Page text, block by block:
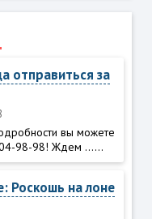
отправиться за
вы можете
98-98! Ждем ......
Роскошь на лоне